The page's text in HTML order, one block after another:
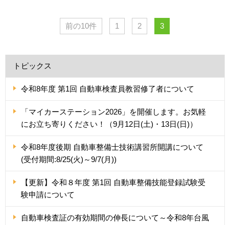
前の10件 1 2 3
トピックス
令和8年度 第1回 自動車検査員教習修了者について
「マイカーステーション2026」を開催します。お気軽
にお立ち寄りください！（9月12日(土)・13日(日)）
令和8年度後期 自動車整備士技術講習所開講について
(受付期間:8/25(火)～9/7(月))
【更新】令和８年度 第1回 自動車整備技能登録試験受
験申請について
自動車検査証の有効期間の伸長について～令和8年台風